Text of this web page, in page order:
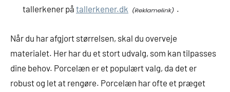
tallerkener på tallerkener.dk .
Når du har afgjort størrelsen, skal du overveje
materialet. Her har du et stort udvalg, som kan tilpasses
dine behov. Porcelæn er et populært valg, da det er
robust og let at rengøre. Porcelæn har ofte et præget